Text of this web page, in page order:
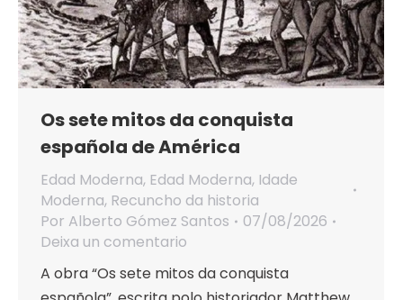
Os sete mitos da conquista
española de América
Edad Moderna, Edad Moderna, Idade
Moderna, Recuncho da historia
Por Alberto Gómez Santos
07/08/2026
Deixa un comentario
A obra “Os sete mitos da conquista